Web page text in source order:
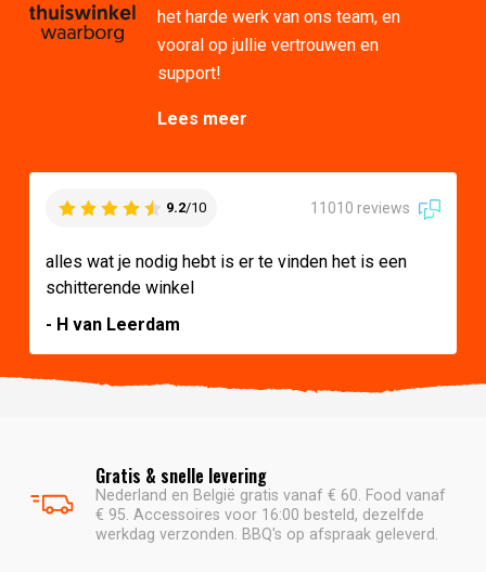
het harde werk van ons team, en
vooral op jullie vertrouwen en
support!
Lees meer
9.2/10 11010 reviews
alles wat je nodig hebt is er te vinden het is een
schitterende winkel
- H van Leerdam
Gratis & snelle levering
Nederland en België gratis vanaf € 60. Food vanaf
€ 95. Accessoires voor 16:00 besteld, dezelfde
werkdag verzonden. BBQ's op afspraak geleverd.